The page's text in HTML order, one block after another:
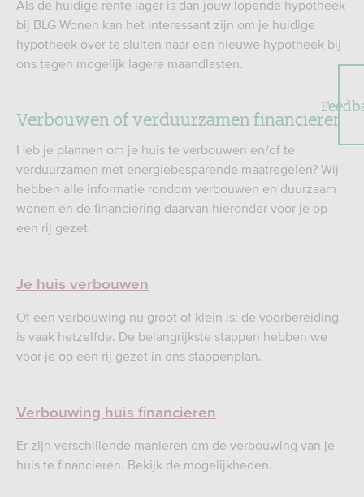
Als de huidige rente lager is dan jouw lopende hypotheek
bij BLG Wonen kan het interessant zijn om je huidige
hypotheek over te sluiten naar een nieuwe hypotheek bij
ons tegen mogelijk lagere maandlasten.
Verbouwen of verduurzamen financieren
Heb je plannen om je huis te verbouwen en/of te
verduurzamen met energiebesparende maatregelen? Wij
hebben alle informatie rondom verbouwen en duurzaam
wonen en de financiering daarvan hieronder voor je op
een rij gezet.
Je huis verbouwen
Of een verbouwing nu groot of klein is; de voorbereiding
is vaak hetzelfde. De belangrijkste stappen hebben we
voor je op een rij gezet in ons stappenplan.
Verbouwing huis financieren
Er zijn verschillende manieren om de verbouwing van je
huis te financieren. Bekijk de mogelijkheden.